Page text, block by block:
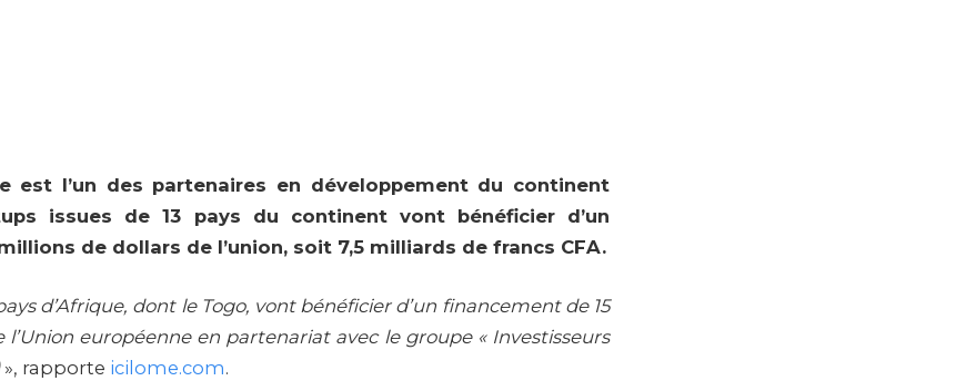
est l’un des partenaires en développement du continent
issues de 13 pays du continent vont bénéficier d’un
de dollars de l’union, soit 7,5 milliards de francs CFA.
d’Afrique, dont le Togo, vont bénéficier d’un financement de 15
l’Union européenne en partenariat avec le groupe « Investisseurs
», rapporte icilome.com.